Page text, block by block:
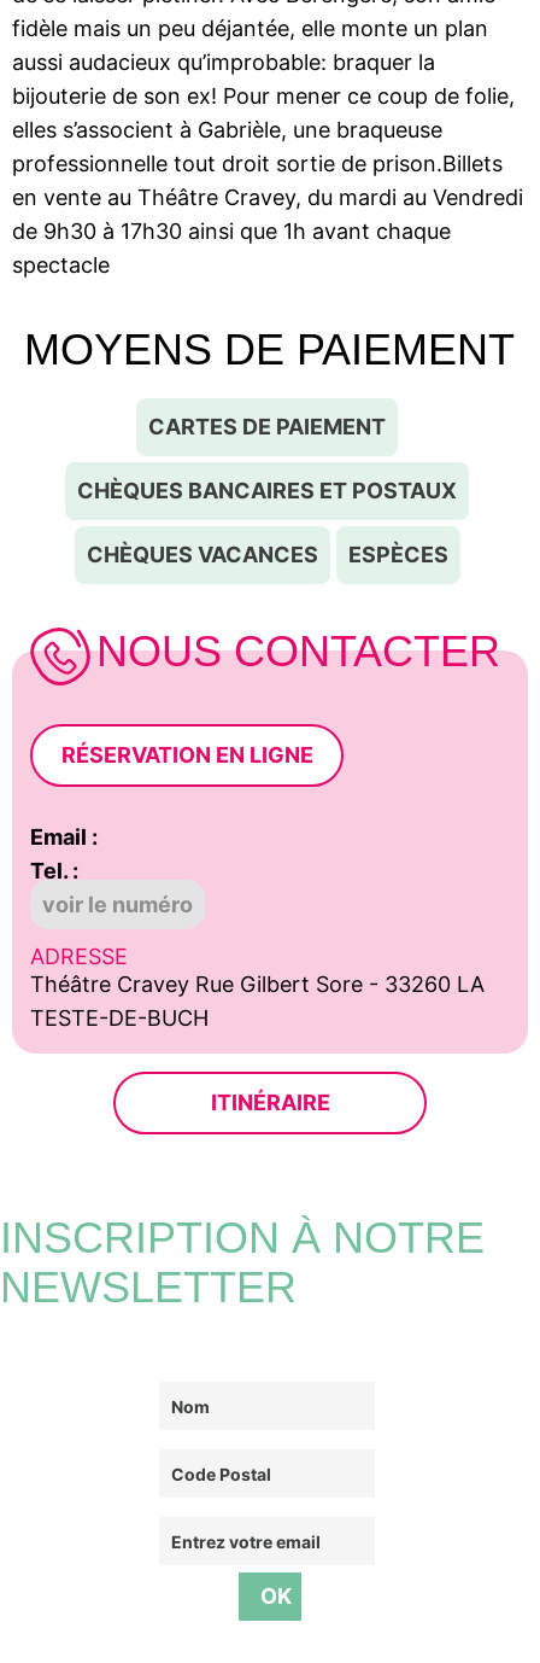
fidèle mais un peu déjantée, elle monte un plan
aussi audacieux qu’improbable: braquer la
bijouterie de son ex! Pour mener ce coup de folie,
elles s’associent à Gabrièle, une braqueuse
professionnelle tout droit sortie de prison.​Billets
en vente au Théâtre Cravey, du mardi au Vendredi
de 9h30 à 17h30 ainsi que 1h avant chaque
spectacle
MOYENS DE PAIEMENT
CARTES DE PAIEMENT
CHÈQUES BANCAIRES ET POSTAUX
CHÈQUES VACANCES ESPÈCES
NOUS CONTACTER
RÉSERVATION EN LIGNE
Email :
Tel. :
voir le numéro
ADRESSE
Théâtre Cravey Rue Gilbert Sore - 33260 LA
TESTE-DE-BUCH
ITINÉRAIRE
INSCRIPTION À NOTRE
NEWSLETTER